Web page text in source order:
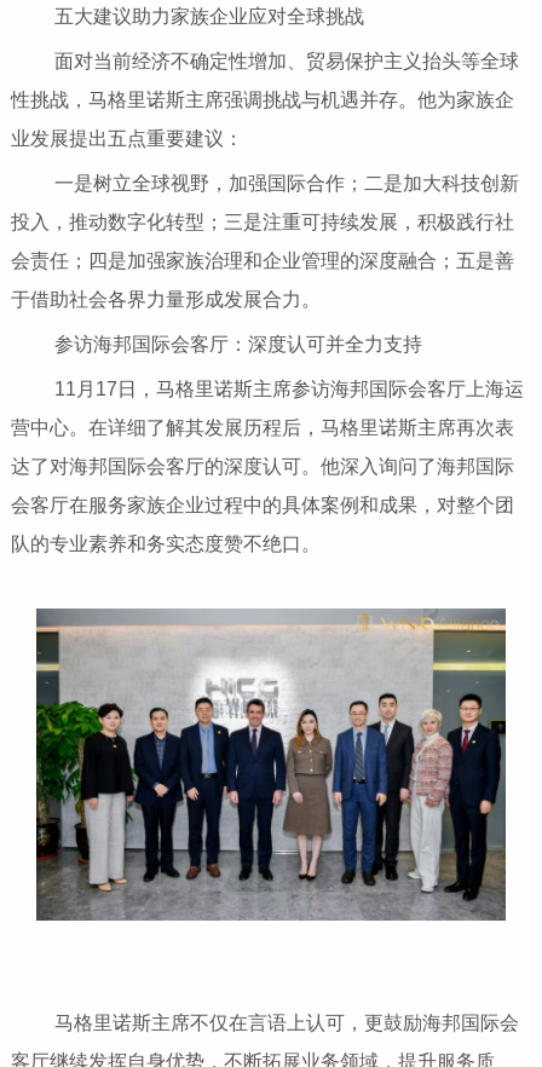
五大建议助力家族企业应对全球挑战
面对当前经济不确定性增加、贸易保护主义抬头等全球
性挑战，马格里诺斯主席强调挑战与机遇并存。他为家族企
业发展提出五点重要建议：
一是树立全球视野，加强国际合作；二是加大科技创新
投入，推动数字化转型；三是注重可持续发展，积极践行社
会责任；四是加强家族治理和企业管理的深度融合；五是善
于借助社会各界力量形成发展合力。
参访海邦国际会客厅：深度认可并全力支持
11月17日，马格里诺斯主席参访海邦国际会客厅上海运
营中心。在详细了解其发展历程后，马格里诺斯主席再次表
达了对海邦国际会客厅的深度认可。他深入询问了海邦国际
会客厅在服务家族企业过程中的具体案例和成果，对整个团
队的专业素养和务实态度赞不绝口。
马格里诺斯主席不仅在言语上认可，更鼓励海邦国际会
客厅继续发挥自身优势，不断拓展业务领域，提升服务质